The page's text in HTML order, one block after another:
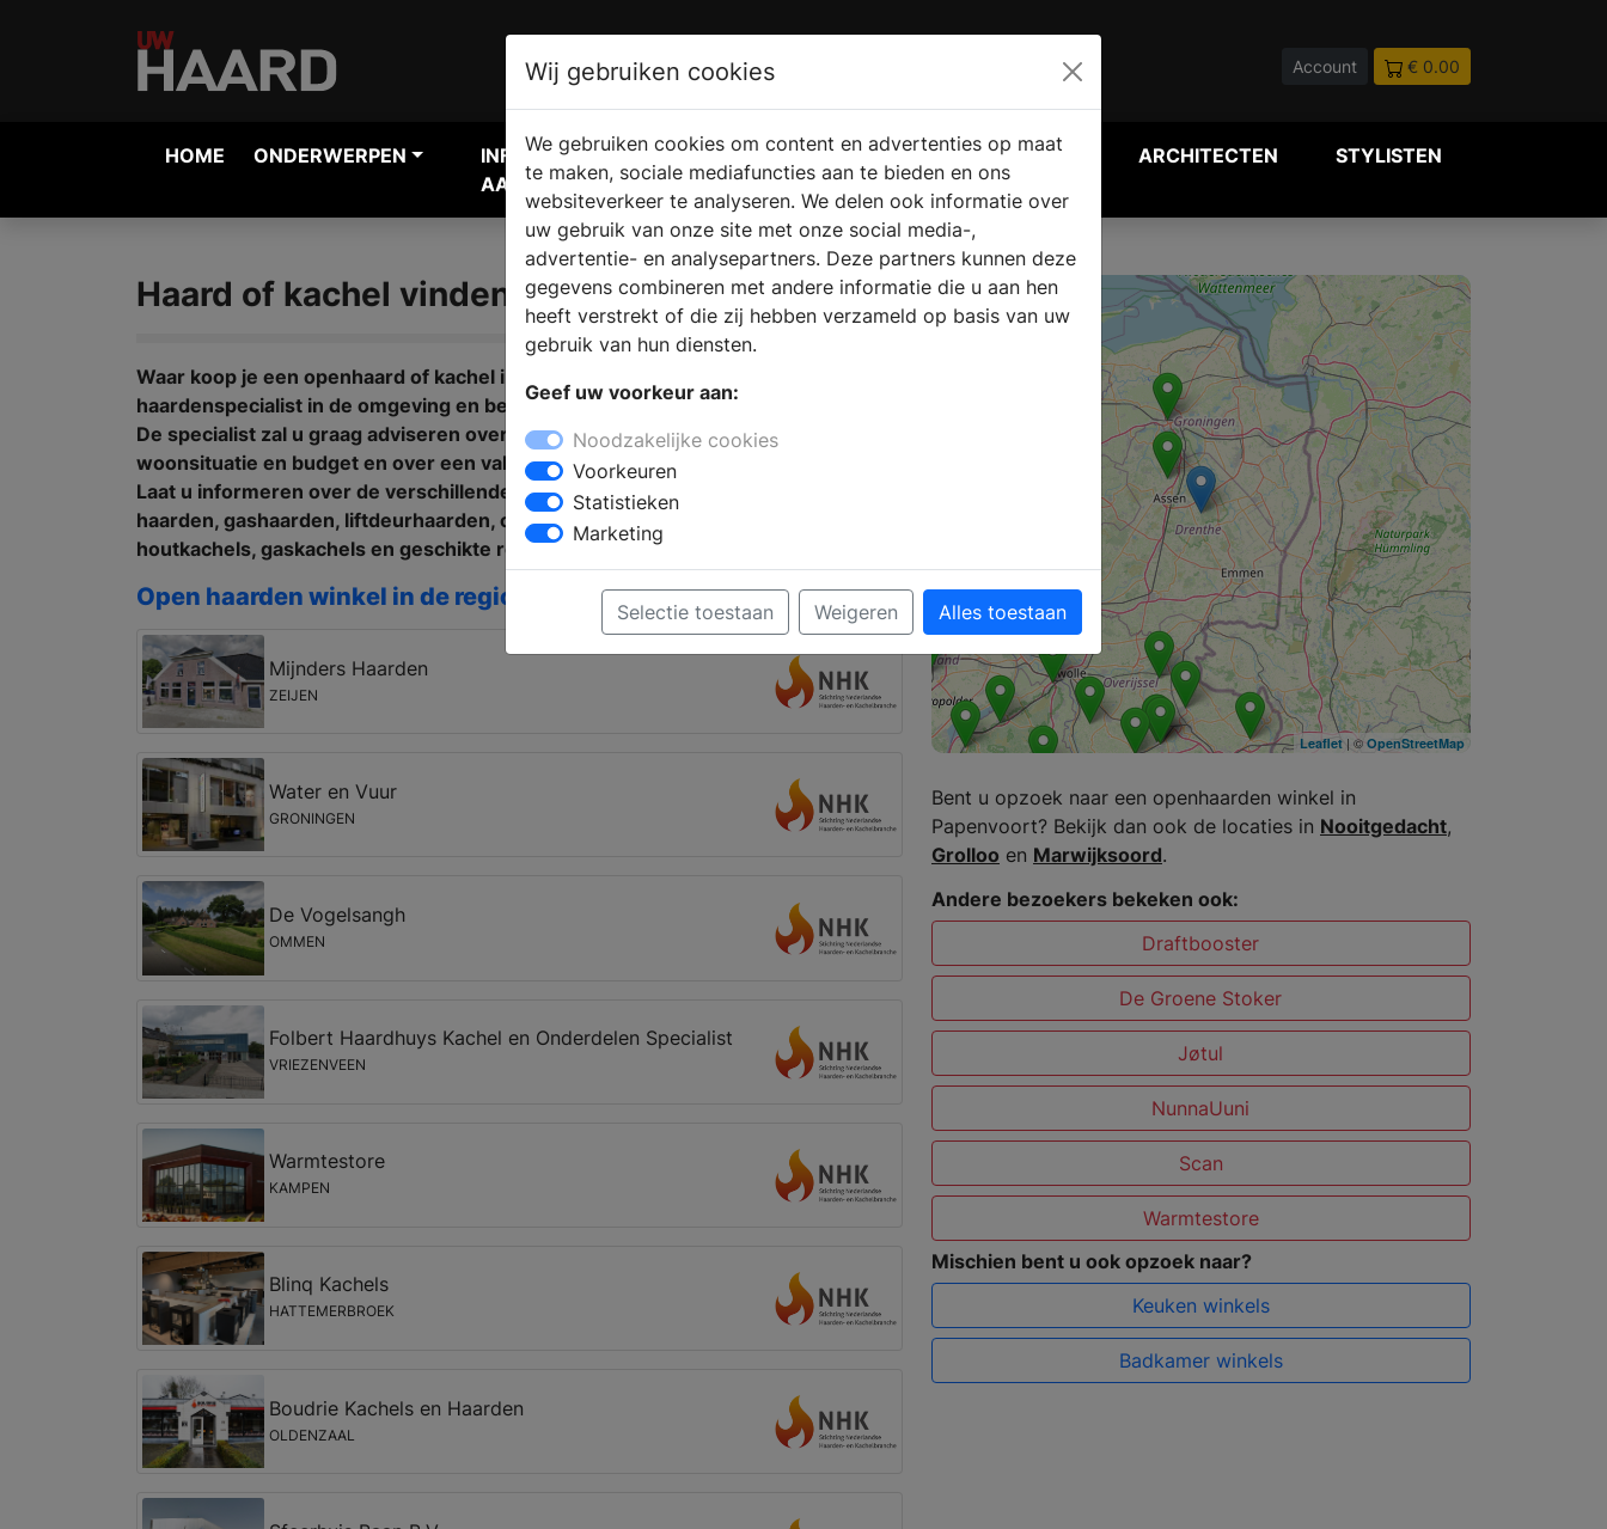
Account € 0.00
HOME ONDERWERPEN
INFORMATIE
AANVRAGEN
VERKOOPLOCATIE
VINDEN
WEBSHOP ARCHITECTEN STYLISTEN
Haard of kachel vinden in Papenvoort
Waar koop je een openhaard of kachel in Papenvoort? Bezoek een
haardenspecialist in de omgeving en bekijk alle soorten haarden in de showroom.
De specialist zal u graag adviseren over een geschikte haard toegepast op uw
woonsituatie en budget en over een vakkundige installatie van uw eigen haard.
Laat u informeren over de verschillende mogelijkheden op het gebied van open
haarden, gashaarden, liftdeurhaarden, cv houthaarden, pellet kachels,
houtkachels, gaskachels en geschikte rookkanalen
Open haarden winkel in de regio Papenvoort
Mijnders Haarden
ZEIJEN
Water en Vuur
GRONINGEN
De Vogelsangh
OMMEN
Folbert Haardhuys Kachel en Onderdelen Specialist
VRIEZENVEEN
Warmtestore
KAMPEN
Blinq Kachels
HATTEMERBROEK
Boudrie Kachels en Haarden
OLDENZAAL
+
Leaflet| © OpenStreetMap
Bent u opzoek naar een openhaarden winkel in
Papenvoort? Bekijk dan ook de locaties in Nooitgedacht,
Grolloo en Marwijksoord.
Andere bezoekers bekeken ook:
Draftbooster
De Groene Stoker
Jøtul
NunnaUuni
Scan
Warmtestore
Mischien bent u ook opzoek naar?
Keuken winkels
Badkamer winkels
Wij gebruiken cookies
We gebruiken cookies om content en advertenties op maat
te maken, sociale mediafuncties aan te bieden en ons
websiteverkeer te analyseren. We delen ook informatie over
uw gebruik van onze site met onze social media-,
advertentie- en analysepartners. Deze partners kunnen deze
gegevens combineren met andere informatie die u aan hen
heeft verstrekt of die zij hebben verzameld op basis van uw
gebruik van hun diensten.
Geef uw voorkeur aan:
Noodzakelijke cookies
Voorkeuren
Statistieken
Marketing
Selectie toestaan Weigeren Alles toestaan